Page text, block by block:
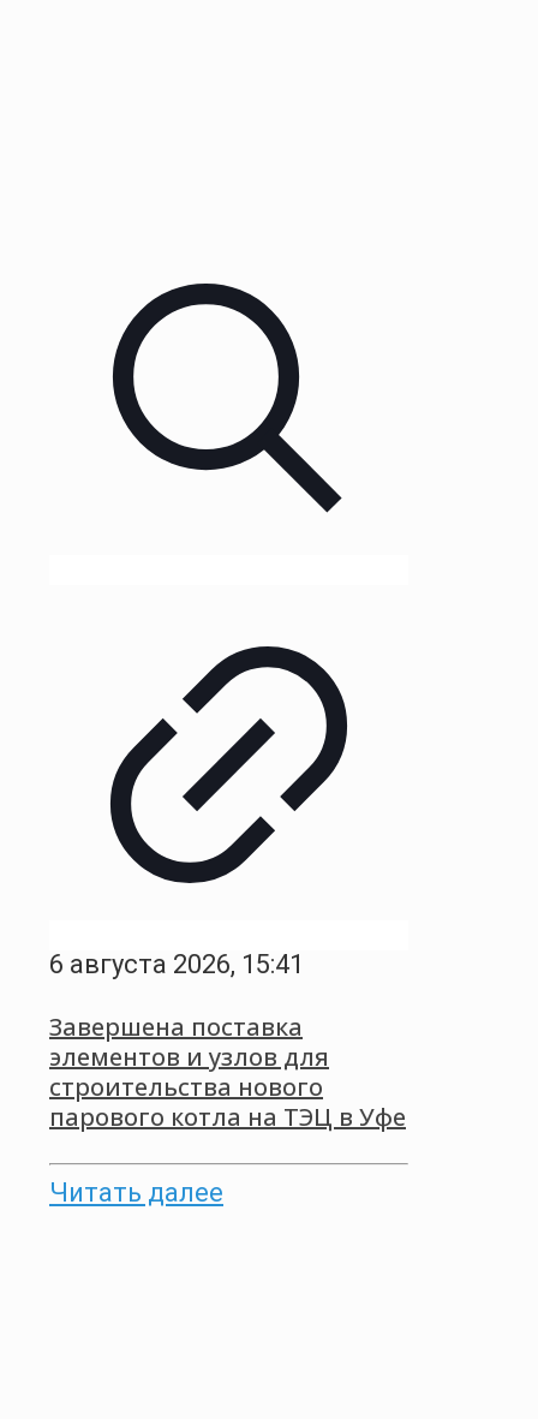
6 августа 2026, 15:41
Завершена поставка
элементов и узлов для
строительства нового
парового котла на ТЭЦ в Уфе
Читать далее